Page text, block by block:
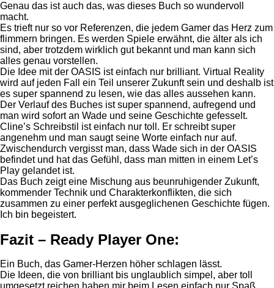
Genau das ist auch das, was dieses Buch so wundervoll
macht.
Es trieft nur so vor Referenzen, die jedem Gamer das Herz zum
flimmern bringen. Es werden Spiele erwähnt, die älter als ich
sind, aber trotzdem wirklich gut bekannt und man kann sich
alles genau vorstellen.
Die Idee mit der OASIS ist einfach nur brilliant. Virtual Reality
wird auf jeden Fall ein Teil unserer Zukunft sein und deshalb ist
es super spannend zu lesen, wie das alles aussehen kann.
Der Verlauf des Buches ist super spannend, aufregend und
man wird sofort an Wade und seine Geschichte gefesselt.
Cline’s Schreibstil ist einfach nur toll. Er schreibt super
angenehm und man saugt seine Worte einfach nur auf.
Zwischendurch vergisst man, dass Wade sich in der OASIS
befindet und hat das Gefühl, dass man mitten in einem Let’s
Play gelandet ist.
Das Buch zeigt eine Mischung aus beunruhigender Zukunft,
kommender Technik und Charakterkonflikten, die sich
zusammen zu einer perfekt ausgeglichenen Geschichte fügen.
Ich bin begeistert.
Fazit – Ready Player One:
Ein Buch, das Gamer-Herzen höher schlagen lässt.
Die Ideen, die von brilliant bis unglaublich simpel, aber toll
umgesetzt reichen haben mir beim Lesen einfach nur Spaß